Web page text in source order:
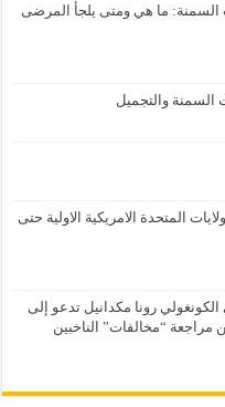
ما هي ومتى يلجأ المرضى
والتجميل
الانتخابات ٢٠٢٠ الولايات المتحدة الامريكية الاولية حتى
رونا مكدانيل تدعو إلى
مراجعة “مخالفات” الناخبين